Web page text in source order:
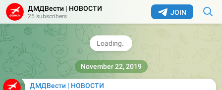
JOIN
ДМДВести | НОВОСТИ
25 subscribers
Александр Иофик обратился к участникам ВЭД:
«Домодедовская таможня готова вести
конструктивный и открытый диалог с деловыми
кругами. Цель нашей совместной работы в рамках
Консультативного совета –…
ДМДВести | НОВОСТИ
ХЭШТЕГИ:#Dmdvesti,#Бyдьвкурсе,#Вкyрсе2О19,
#Домодедово,#Домодедовскоеиа